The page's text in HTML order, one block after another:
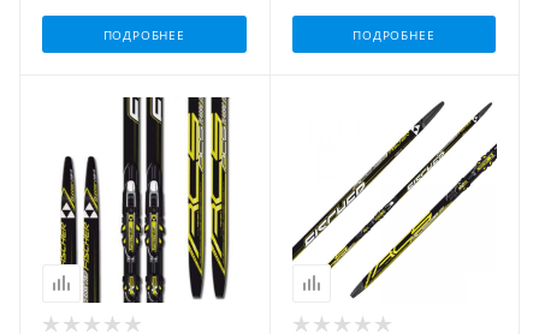
ПОДРОБНЕЕ ПОДРОБНЕЕ